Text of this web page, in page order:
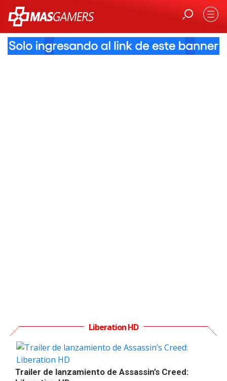
Liberation HD
Trailer de lanzamiento de Assassin’s Creed: